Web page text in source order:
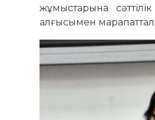
жұмыстарына
алғысымен